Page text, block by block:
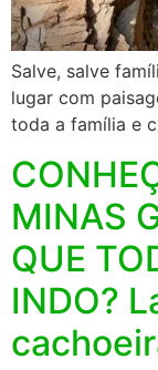
Salve, salve
lugar com
toda a família e
MINAS
QUE
INDO?